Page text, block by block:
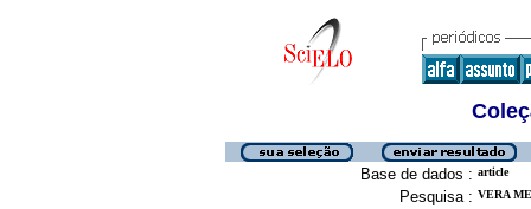
Base de dados : article
Pesquisa : VERA